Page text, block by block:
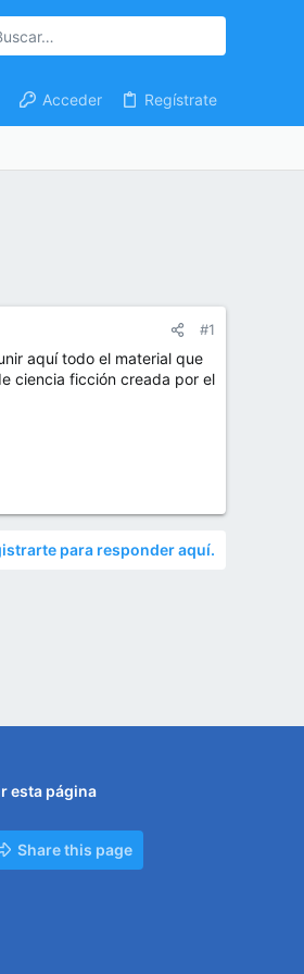
Acceder Regístrate
#1
aquí todo el material que
ciencia ficción creada por el
para responder aquí.
esta página
Share this page